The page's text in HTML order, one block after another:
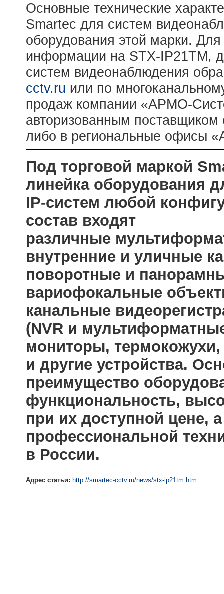
Основные технические
Smartec для систем
оборудования этой марки.
информации на STX-IP21TM,
систем видеонаблюдения
cctv.ru или по
продаж компании «АРМО-
авторизованным
либо в региональные офисы
Под торговой маркой
линейка оборудования
IP-систем любой
состав входят
различные
внутренние и уличные
поворотные и
вариофокальные
канальные
(NVR и
мониторы,
и другие устройства.
преимущество
функциональность,
при их доступной цене,
профессиональной
в России.
Адрес статьи: http://smartec-cctv.ru/news/stx-ip21tm.htm